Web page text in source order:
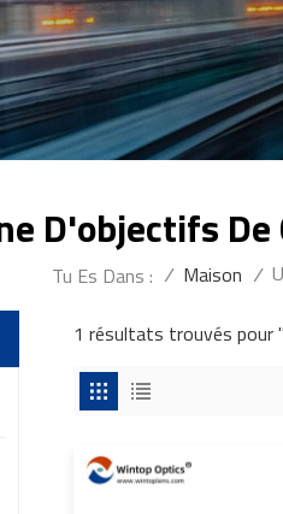
D'objectifs
Tu Es Dans : / Maison /
1 résultats trouvés pour